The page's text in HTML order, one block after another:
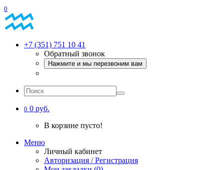
0
+7 (351) 751 10 41
Обратный звонок
Нажмите и мы перезвоним вам
0 0 руб.
В корзине пусто!
Меню
Личный кабинет
Авторизация / Регистрация